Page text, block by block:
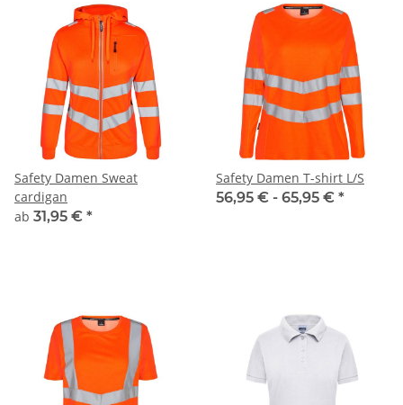
Safety Damen Sweat
cardigan
ab 31,95 € *
Safety Damen T-shirt L/S
56,95 € - 65,95 € *